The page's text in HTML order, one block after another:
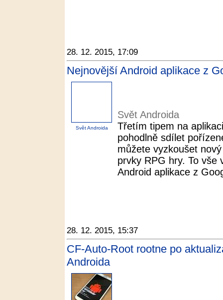
28. 12. 2015, 17:09
Nejnovější Android aplikace z
Svět Androida
Svět Androida
Třetím tipem na
pohodlně sdílet
můžete vyzkoušet
prvky RPG hry. To vše
Android aplikace z
28. 12. 2015, 15:37
CF-Auto-Root rootne po
Androida